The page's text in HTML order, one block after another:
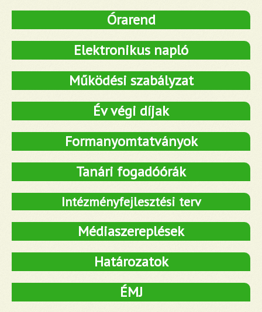
Órarend
Elektronikus napló
Működési szabályzat
Év végi díjak
Formanyomtatványok
Tanári fogadóórák
Intézményfejlesztési terv
Médiaszereplések
Határozatok
ÉMJ